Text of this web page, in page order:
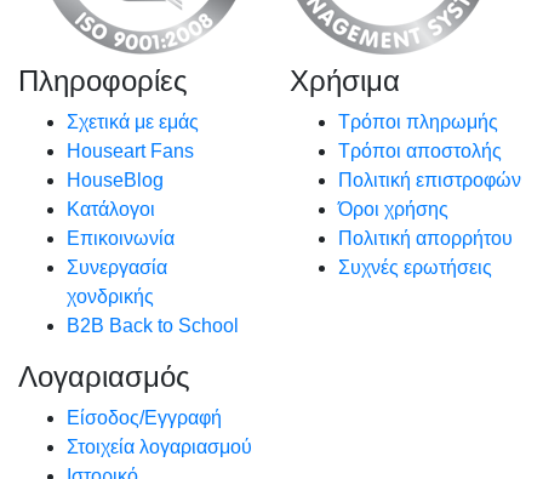
Πληροφορίες
Σχετικά με εμάς
Houseart Fans
HouseBlog
Κατάλογοι
Επικοινωνία
Συνεργασία
χονδρικής
B2B Back to School
Χρήσιμα
Τρόποι πληρωμής
Τρόποι αποστολής
Πολιτική επιστροφών
Όροι χρήσης
Πολιτική απορρήτου
Συχνές ερωτήσεις
Λογαριασμός
Είσοδος/Εγγραφή
Στοιχεία λογαριασμού